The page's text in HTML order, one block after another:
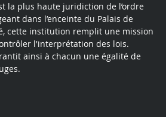
la plus haute juridiction de l’ordre
dans l’enceinte du Palais de
cette institution remplit une mission
l'interprétation des lois.
ainsi à chacun une égalité de